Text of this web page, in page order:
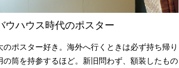
ウハウス時代のポスター
のポスター好き。海外へ行くときは必ず持ち帰り
の筒を持参するほど。新旧問わず、額装したもの